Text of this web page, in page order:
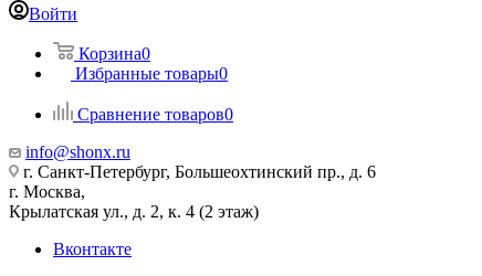
Войти
Корзина0
Избранные товары0
Сравнение товаров0
info@shonx.ru
г. Санкт-Петербург, Большеохтинский пр., д. 6
г. Москва,
Крылатская ул., д. 2, к. 4 (2 этаж)
Вконтакте